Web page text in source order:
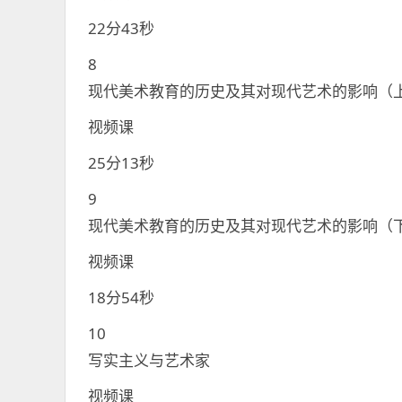
22分43秒
8
现代美术教育的历史及其对现代艺术的影响（
视频课
25分13秒
9
现代美术教育的历史及其对现代艺术的影响（
视频课
18分54秒
10
写实主义与艺术家
视频课